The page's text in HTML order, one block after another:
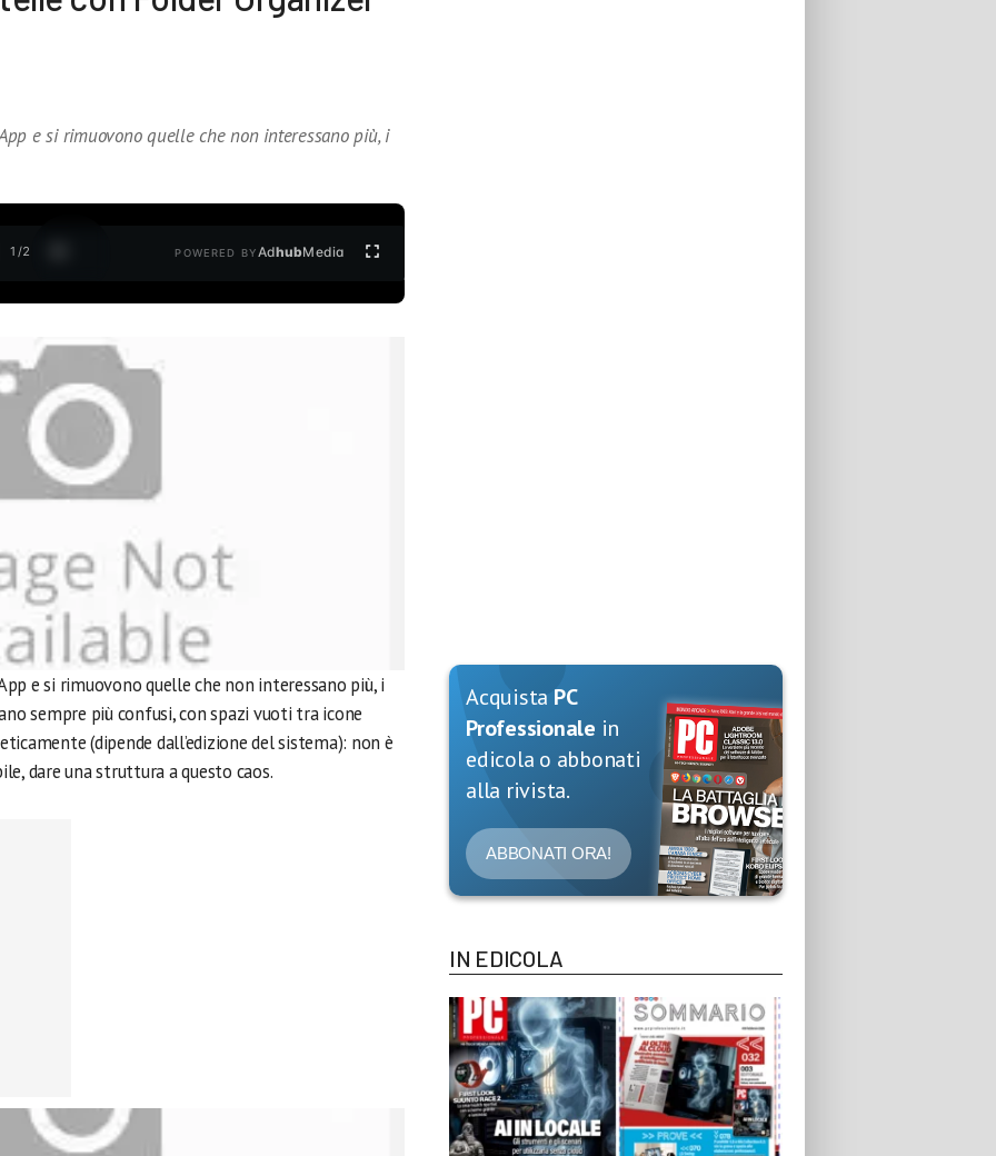
e si rimuovono quelle che non interessano più, i
1 /2 POWERED BYAdhubMedia
e si rimuovono quelle che non interessano più, i
sempre più confusi, con spazi vuoti tra icone
(dipende dall’edizione del sistema): non è
dare una struttura a questo caos.
Acquista PC
Professionale in
edicola o abbonati
alla rivista.
ABBONATI ORA!
IN EDICOLA